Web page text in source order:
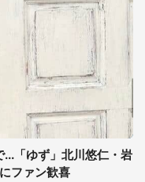
「ゆず」北川悠仁・岩
ファン歓喜